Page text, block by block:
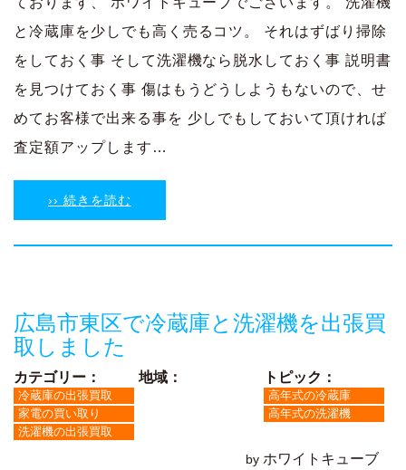
と冷蔵庫を少しでも高く売るコツ。 それはずばり掃除
をしておく事 そして洗濯機なら脱水しておく事 説明書
を見つけておく事 傷はもうどうしようもないので、せ
めてお客様で出来る事を 少しでもしておいて頂ければ
査定額アップします…
›› 続きを読む
広島市東区で冷蔵庫と洗濯機を出張買
取しました
カテゴリー：
冷蔵庫の出張買取
家電の買い取り
洗濯機の出張買取
地域： トピック：
高年式の冷蔵庫
高年式の洗濯機
by ホワイトキューブ